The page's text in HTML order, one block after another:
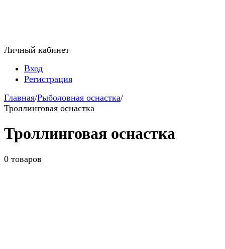
Личный кабинет
Вход
Регистрация
Главная/Рыболовная оснастка/
Троллинговая оснастка
Троллинговая оснастка
0 товаров